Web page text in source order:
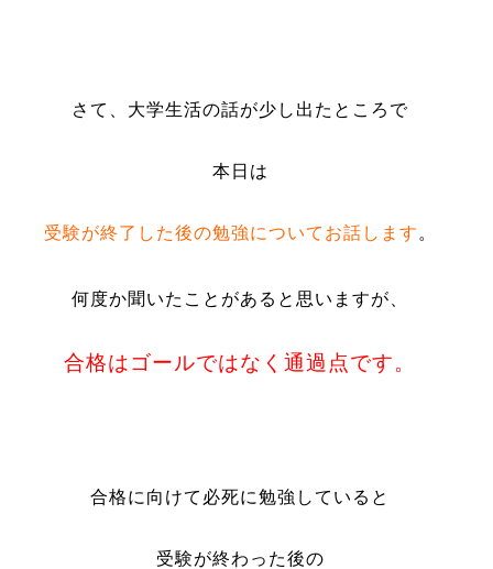
さて、大学生活の話が少し出たところで
本日は
受験が終了した後の勉強についてお話します 。
何度か聞いたことがあると思いますが、
合格はゴールではなく通過点です。
合格に向けて必死に勉強していると
受験が終わった後の